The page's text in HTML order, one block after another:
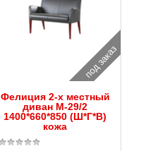
под заказ
Фелиция 2-х местный
диван М-29/2
1400*660*850 (Ш*Г*В)
кожа